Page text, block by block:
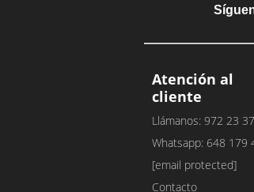
Atención al
cliente
Llámanos: 972 23
Whatsapp: 648 179
[email protected]
Contacto